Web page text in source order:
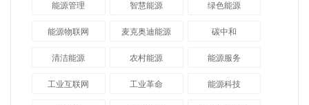
能源管理 智慧能源 绿色能源
能源物联网 麦克奥迪能源 碳中和
清洁能源 农村能源 能源服务
工业互联网 工业革命 能源科技